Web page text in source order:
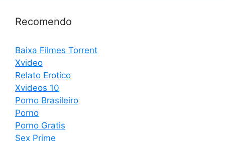
Recomendo
Baixa Filmes Torrent
Xvideo
Relato Erotico
Xvideos 10
Porno Brasileiro
Porno
Porno Gratis
Sex Prime